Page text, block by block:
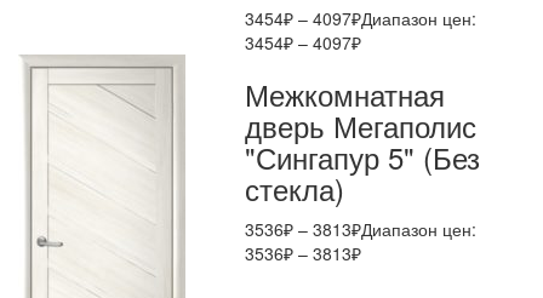
3454₽ – 4097₽Диапазон цен:
3454₽ – 4097₽
Межкомнатная
дверь Мегаполис
"Сингапур 5" (Без
стекла)
3536₽ – 3813₽Диапазон цен:
3536₽ – 3813₽